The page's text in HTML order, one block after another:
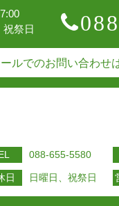
祭日
ールでのお問い合わせ
088-655-5580
日 日曜日、祝祭日